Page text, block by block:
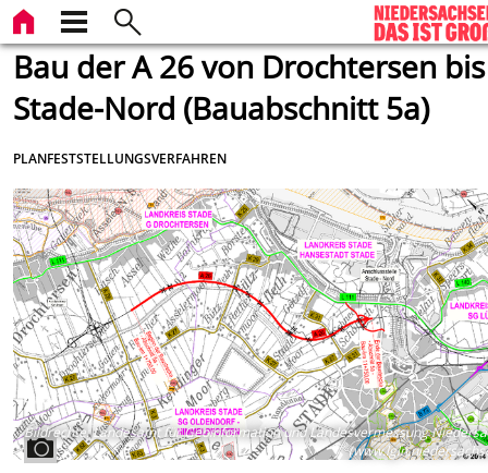
Bau der A 26 von Drochtersen bis
Stade-Nord (Bauabschnitt 5a)
PLANFESTSTELLUNGSVERFAHREN
Bildrechte:Landesamt für Geoinformation und Landesvermessung